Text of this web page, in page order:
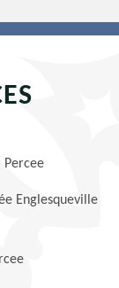
Percee
Englesqueville